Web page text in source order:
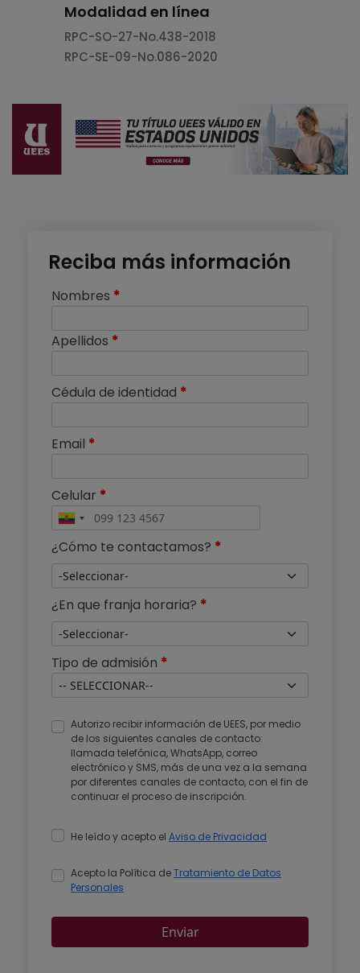
Modalidad en línea
RPC-SO-27-No.438-2018
RPC-SE-09-No.086-2020
Reciba más información